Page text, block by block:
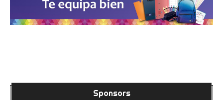
Sponsors